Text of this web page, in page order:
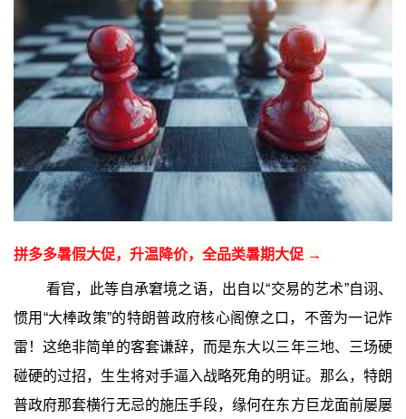
拼多多暑假大促，升温降价，全品类暑期大促 →
看官，此等自承窘境之语，出自以“交易的艺术”自诩、
惯用“大棒政策”的特朗普政府核心阁僚之口，不啻为一记炸
雷！这绝非简单的客套谦辞，而是东大以三年三地、三场硬
碰硬的过招，生生将对手逼入战略死角的明证。那么，特朗
普政府那套横行无忌的施压手段，缘何在东方巨龙面前屡屡